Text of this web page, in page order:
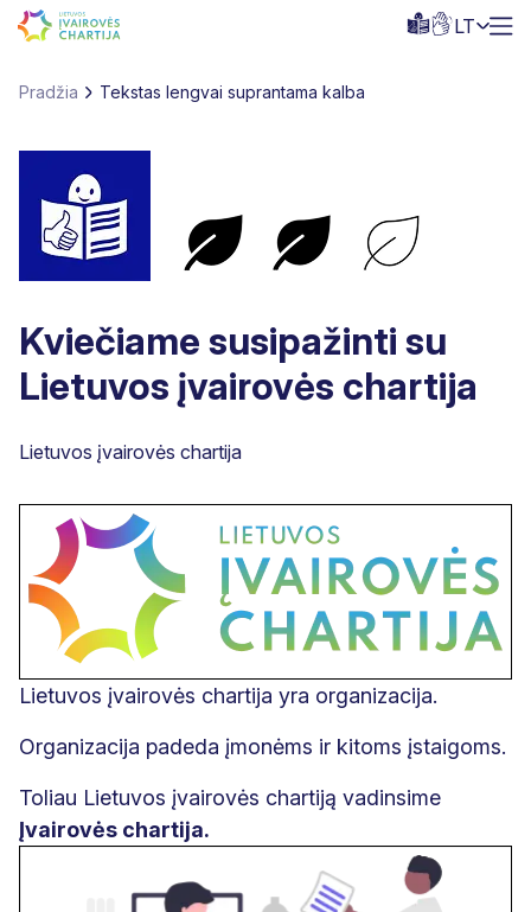
LT
Pradžia Tekstas lengvai suprantama kalba
Kviečiame susipažinti su
Lietuvos įvairovės chartija
Lietuvos įvairovės chartija
Lietuvos įvairovės chartija yra organizacija.
Organizacija padeda įmonėms ir kitoms įstaigoms.
Toliau Lietuvos įvairovės chartiją vadinsime
Įvairovės chartija.